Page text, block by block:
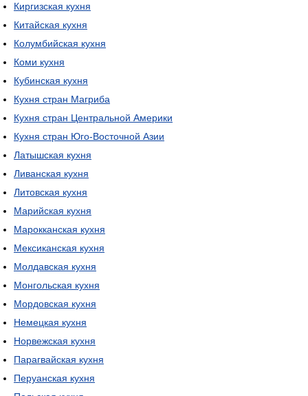
Киргизская кухня
Китайская кухня
Колумбийская кухня
Коми кухня
Кубинская кухня
Кухня стран Магриба
Кухня стран Центральной Америки
Кухня стран Юго-Восточной Азии
Латышская кухня
Ливанская кухня
Литовская кухня
Марийская кухня
Марокканская кухня
Мексиканская кухня
Молдавская кухня
Монгольская кухня
Мордовская кухня
Немецкая кухня
Норвежская кухня
Парагвайская кухня
Перуанская кухня